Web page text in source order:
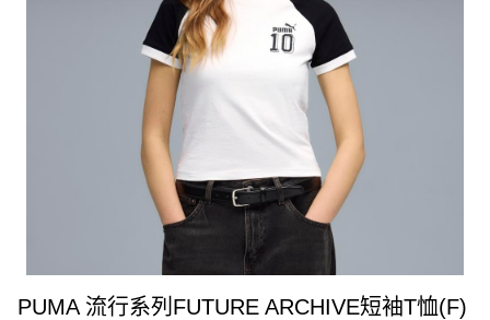
PUMA 流行系列FUTURE ARCHIVE短袖T恤(F)